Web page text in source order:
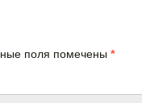
поля помечены *